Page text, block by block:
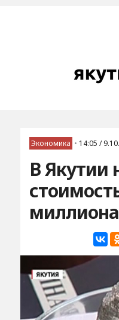
Экономика • 14:05 /
В Якутии